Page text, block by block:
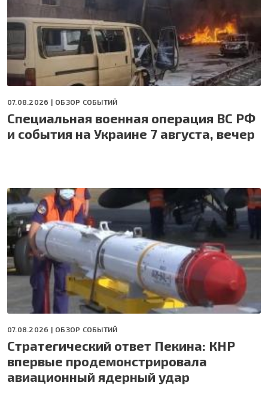
07.08.2026 | ОБЗОР СОБЫТИЙ
Специальная военная операция ВС РФ
и события на Украине 7 августа, вечер
07.08.2026 | ОБЗОР СОБЫТИЙ
Стратегический ответ Пекина: КНР
впервые продемонстрировала
авиационный ядерный удар